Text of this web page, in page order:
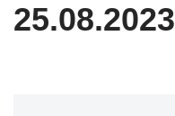
25.08.2023